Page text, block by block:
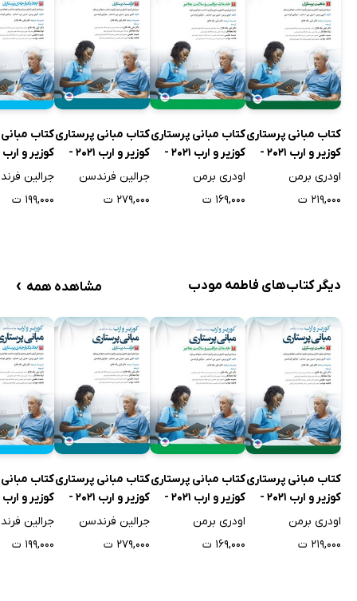
کتاب مبانی پرستاری
کوزیر و ارب 2021 -
جلد اول
اودری برمن
۲۱۹,۰۰۰ ت
کتاب مبانی پرستاری
کوزیر و ارب 2021 -
جلد دوم
اودری برمن
۱۶۹,۰۰۰ ت
کتاب مبانی پرستاری
کوزیر و ارب 2021 -
جلد سوم
جرالین فرندسن
۲۷۹,۰۰۰ ت
کتاب
جلد چهارم
جرالین
۱۹۹,۰۰۰ ت
دیگر کتاب‌های فاطمه مودب مشاهده همه ›
کتاب مبانی پرستاری
کوزیر و ارب 2021 -
جلد اول
اودری برمن
۲۱۹,۰۰۰ ت
کتاب مبانی پرستاری
کوزیر و ارب 2021 -
جلد دوم
اودری برمن
۱۶۹,۰۰۰ ت
کتاب مبانی پرستاری
کوزیر و ارب 2021 -
جلد سوم
جرالین فرندسن
۲۷۹,۰۰۰ ت
کتاب
جلد چهارم
جرالین
۱۹۹,۰۰۰ ت